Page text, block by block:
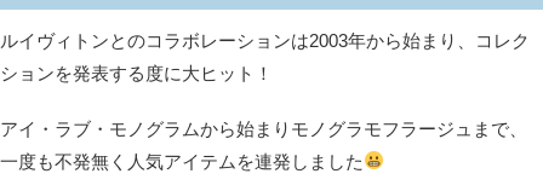
ルイヴィトンとのコラボレーションは2003年から始まり、コレク
ションを発表する度に大ヒット！
アイ・ラブ・モノグラムから始まりモノグラモフラージュまで、
一度も不発無く人気アイテムを連発しました